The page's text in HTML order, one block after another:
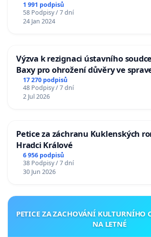
1 991 podpisů
58 Podpisy / 7 dní
24 Jan 2024
Výzva k rezignaci ústavního soudce
Baxy pro ohrožení důvěry ve
17 270 podpisů
48 Podpisy / 7 dní
2 Jul 2026
Petice za záchranu Kuklenských
Hradci Králové
6 956 podpisů
38 Podpisy / 7 dní
30 Jun 2026
PETICE ZA ZACHOVÁNÍ KULTURNÍHO
NA LETNÉ